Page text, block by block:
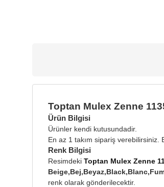
Toptan Mulex Zenne
Ürün Bilgisi
Ürünler kendi kutusundadir.
En az 1 takım sipariş verebilirsiniz.
Renk Bilgisi
Resimdeki Toptan Mulex Zenne
renk olarak gönderilecektir.